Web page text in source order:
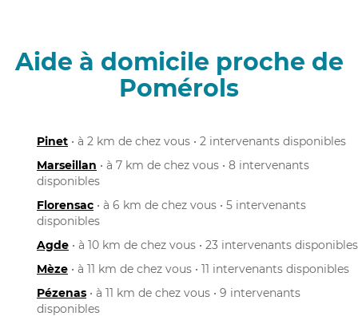
Aide à domicile proche de
Pomérols
Pinet • à 2 km de chez vous • 2 intervenants disponibles
Marseillan • à 7 km de chez vous • 8 intervenants
disponibles
Florensac • à 6 km de chez vous • 5 intervenants
disponibles
Agde • à 10 km de chez vous • 23 intervenants disponibles
Mèze • à 11 km de chez vous • 11 intervenants disponibles
Pézenas • à 11 km de chez vous • 9 intervenants
disponibles